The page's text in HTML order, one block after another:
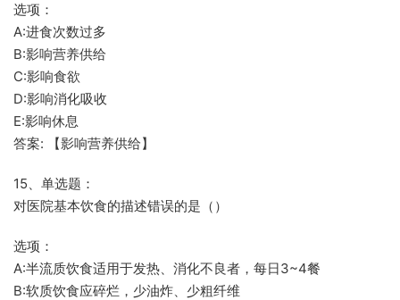
选项：
A:进食次数过多
B:影响营养供给
C:影响食欲
D:影响消化吸收
E:影响休息
答案: 【影响营养供给】
15、单选题：
对医院基本饮食的描述错误的是（）
选项：
A:半流质饮食适用于发热、消化不良者，每日3~4餐
B:软质饮食应碎烂，少油炸、少粗纤维